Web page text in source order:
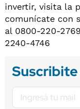
invertir, visita la
comunícate con
al 0800-220-
2240-4746